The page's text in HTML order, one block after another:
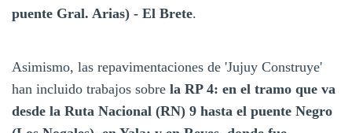
puente Gral. Arias) - El Brete.
Asimismo, las repavimentaciones de 'Jujuy Construye'
han incluido trabajos sobre la RP 4: en el tramo que va
desde la Ruta Nacional (RN) 9 hasta el puente Negro